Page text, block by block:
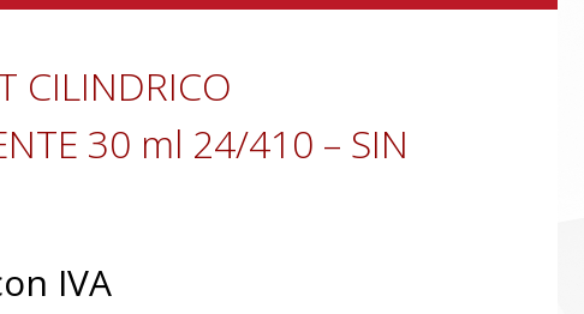
CILINDRICO
30 ml 24/410 – SIN
IVA